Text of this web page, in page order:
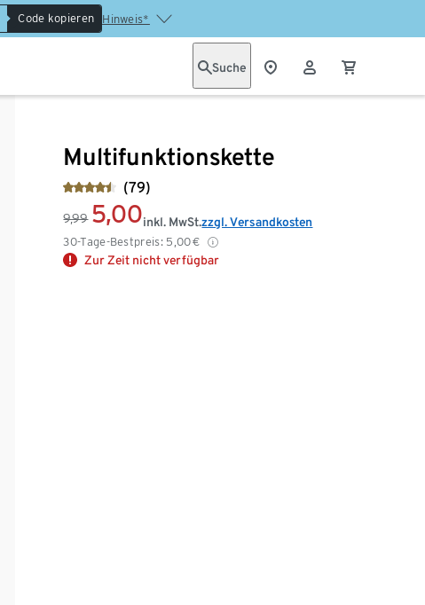
Code kopieren Hinweis*
Suche
Multifunktionskette
(79)
9,99 5,00
30-Tage-Bestpreis: 5,00€
inkl. MwSt.zzgl. Versandkosten
Zur Zeit nicht verfügbar